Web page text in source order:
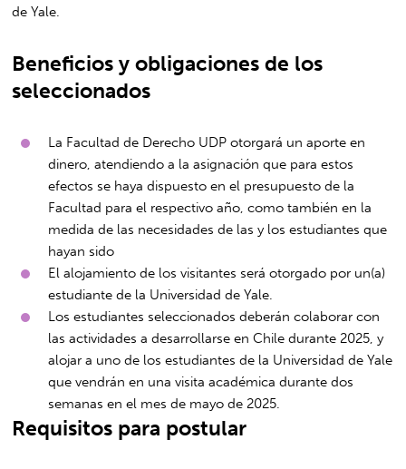
de Yale.
Beneficios y obligaciones de los
seleccionados
La Facultad de Derecho UDP otorgará un aporte en
dinero, atendiendo a la asignación que para estos
efectos se haya dispuesto en el presupuesto de la
Facultad para el respectivo año, como también en la
medida de las necesidades de las y los estudiantes que
hayan sido
El alojamiento de los visitantes será otorgado por un(a)
estudiante de la Universidad de Yale.
Los estudiantes seleccionados deberán colaborar con
las actividades a desarrollarse en Chile durante 2025, y
alojar a uno de los estudiantes de la Universidad de Yale
que vendrán en una visita académica durante dos
semanas en el mes de mayo de 2025.
Requisitos para postular